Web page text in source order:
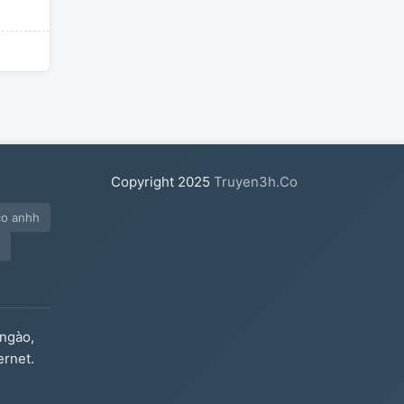
anhh
Copyright 2025 Truyen3h.Co